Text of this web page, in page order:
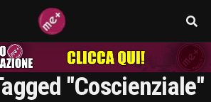
"coscienziale"